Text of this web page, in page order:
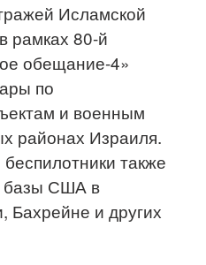
Исламской
рамках 80-й
обещание-4»
по
и военным
районах Израиля.
также
базы США в
Бахрейне и других